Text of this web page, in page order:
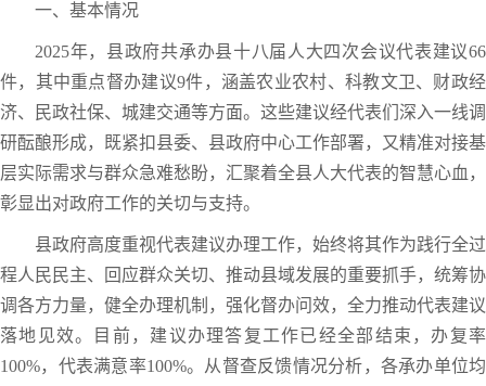
一、基本情况
2025年，县政府共承办县十八届人大四次会议代表建议66
件，其中重点督办建议9件，涵盖农业农村、科教文卫、财政经
济、民政社保、城建交通等方面。这些建议经代表们深入一线调
研酝酿形成，既紧扣县委、县政府中心工作部署，又精准对接基
层实际需求与群众急难愁盼，汇聚着全县人大代表的智慧心血，
彰显出对政府工作的关切与支持。
县政府高度重视代表建议办理工作，始终将其作为践行全过
程人民民主、回应群众关切、推动县域发展的重要抓手，统筹协
调各方力量，健全办理机制，强化督办问效，全力推动代表建议
落地见效。目前，建议办理答复工作已经全部结束，办复率
100%，代表满意率100%。从督查反馈情况分析，各承办单位均